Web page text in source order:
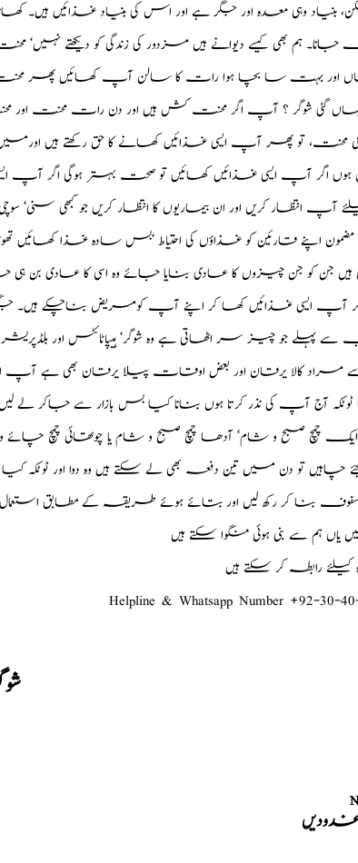
لیکن، بنیاد وہی معدہ اور جگر ہے اور اس کی بنیاد غذائیں ہیں۔
جانا۔ ہم بھی کیسے دیوانے ہیں مزدور کی زندگی کو دیکھتے
اور بہت سا بچا ہوا رات کا سالن آپ کھائیں پھر محنت کش
کہاں گئی شوگر ؟ آپ اگر محنت کش ہیں اور دن رات محنت اور
محنت، تو پھر آپ ایسی غذائیں کھانے کا حق رکھتے ہیں
اگر آپ ایسی غذائیں کھائیں تو صحت بہتر ہوگی اگر آپ
آپ انتظار کریں اور ان بیماریوں کا انتظار کریں جو کبھی سنی‘
اپنے قارئین کو غذاؤں کی احتیاط ‘بس سادہ غذا کھائیں
ہیں جن کو جن چیزوں کا عادی بنایا جائے وہ اسی کا عادی
اگر آپ ایسی غذائیں کھا کر اپنے آپ کومریض بناچکے
پہلے جو چیز سر اٹھاتی ہے وہ شوگر‘ ہیپاٹائٹس اور
سے مراد کالا یرقان اور بعض اوقات پیلا یرقان بھی ہے آپ
آج آپ کی نذر کرتا ہوں بنانا کیا بس بازار سے جاکر
چمچ صبح و شام‘ آدھا چمچ صبح و شام یا چوتھائی چمچ چائے
چاہیں تو دن میں تین دفعہ بھی لے سکتے ہیں وہ دوا اور
بنا کر رکھ لیں اور بتائے ہوئے طریقہ کے مطابق استعمال
یاں ہم سے بنی ہوئی منگوا سکتے ہیں
رابطہ کر سکتے ہیں
Helpline & Whatsapp Number +92-30-